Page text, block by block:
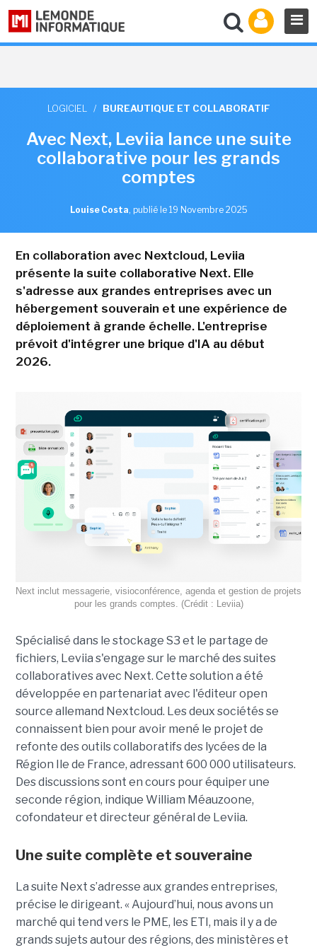
LOGICIEL / BUREAUTIQUE ET COLLABORATIF
Avec Next, Leviia lance une suite
collaborative pour les grands
comptes
Louise Costa, publié le 19 Novembre 2025
En collaboration avec Nextcloud, Leviia
présente la suite collaborative Next. Elle
s'adresse aux grandes entreprises avec un
hébergement souverain et une expérience de
déploiement à grande échelle. L'entreprise
prévoit d'intégrer une brique d'IA au début
2026.
Next inclut messagerie, visioconférence, agenda et gestion de projets
pour les grands comptes. (Crédit : Leviia)
Spécialisé dans le stockage S3 et le partage de
fichiers, Leviia s'engage sur le marché des suites
collaboratives avec Next. Cette solution a été
développée en partenariat avec l'éditeur open
source allemand Nextcloud. Les deux sociétés se
connaissent bien pour avoir mené le projet de
refonte des outils collaboratifs des lycées de la
Région Ile de France, adressant 600 000 utilisateurs.
Des discussions sont en cours pour équiper une
seconde région, indique William Méauzoone,
cofondateur et directeur général de Leviia.
Une suite complète et souveraine
La suite Next s’adresse aux grandes entreprises,
précise le dirigeant. « Aujourd’hui, nous avons un
marché qui tend vers le PME, les ETI, mais il y a de
grands sujets autour des régions, des ministères et